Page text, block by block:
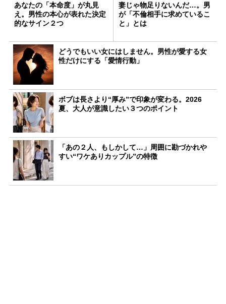
あなたの「本命度」が丸見
え。男性の本心が表れた決定
的なサイン２つ
妻じゃ物足りないんだ…。男
が「不倫相手に求めているこ
と」とは
どうでもいい女にはしません。男性が愛する女
性だけにする「愛情行動」
ボブは長さより“厚み”で印象が変わる。2026
夏、大人が意識したい３つのポイント
「あの２人、もしかして…」周囲に勘づかれや
すい“ワケありカップル”の特徴